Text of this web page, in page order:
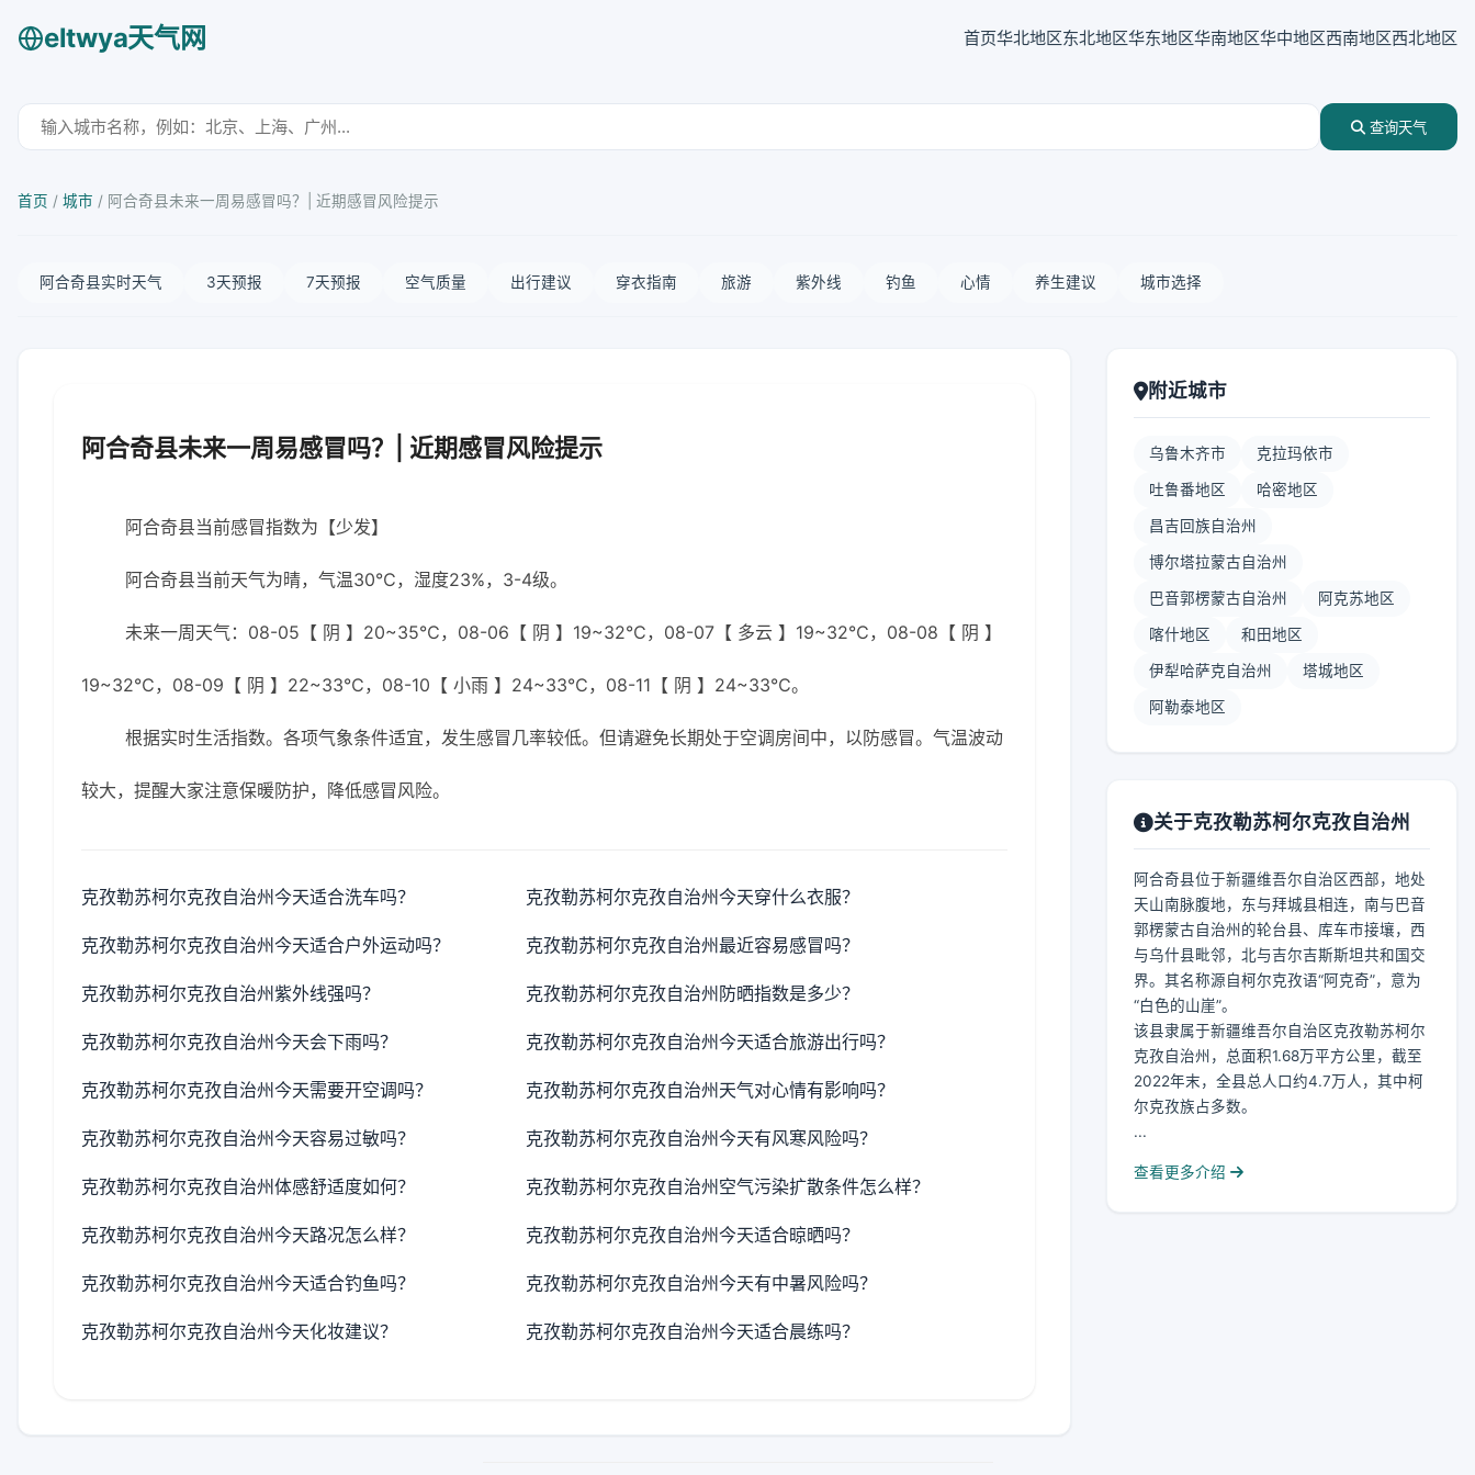
eltwya天气网 首页华北地区东北地区华东地区华南地区华中地区西南地区西北地区
查询天气
首页 / 城市 / 阿合奇县未来一周易感冒吗？| 近期感冒风险提示
阿合奇县实时天气 3天预报 7天预报 空气质量 出行建议 穿衣指南 旅游 紫外线 钓鱼 心情 养生建议 城市选择
阿合奇县未来一周易感冒吗？| 近期感冒风险提示
阿合奇县当前感冒指数为【少发】
阿合奇县当前天气为晴，气温30℃，湿度23%，3-4级。
未来一周天气：08-05【 阴 】20~35℃，08-06【 阴 】19~32℃，08-07【 多云 】19~32℃，08-08【 阴 】
19~32℃，08-09【 阴 】22~33℃，08-10【 小雨 】24~33℃，08-11【 阴 】24~33℃。
根据实时生活指数。各项气象条件适宜，发生感冒几率较低。但请避免长期处于空调房间中，以防感冒。气温波动
较大，提醒大家注意保暖防护，降低感冒风险。
克孜勒苏柯尔克孜自治州今天适合洗车吗？ 克孜勒苏柯尔克孜自治州今天穿什么衣服？
克孜勒苏柯尔克孜自治州今天适合户外运动吗？ 克孜勒苏柯尔克孜自治州最近容易感冒吗？
克孜勒苏柯尔克孜自治州紫外线强吗？ 克孜勒苏柯尔克孜自治州防晒指数是多少？
克孜勒苏柯尔克孜自治州今天会下雨吗？ 克孜勒苏柯尔克孜自治州今天适合旅游出行吗？
克孜勒苏柯尔克孜自治州今天需要开空调吗？ 克孜勒苏柯尔克孜自治州天气对心情有影响吗？
克孜勒苏柯尔克孜自治州今天容易过敏吗？ 克孜勒苏柯尔克孜自治州今天有风寒风险吗？
克孜勒苏柯尔克孜自治州体感舒适度如何？ 克孜勒苏柯尔克孜自治州空气污染扩散条件怎么样？
克孜勒苏柯尔克孜自治州今天路况怎么样？ 克孜勒苏柯尔克孜自治州今天适合晾晒吗？
克孜勒苏柯尔克孜自治州今天适合钓鱼吗？ 克孜勒苏柯尔克孜自治州今天有中暑风险吗？
克孜勒苏柯尔克孜自治州今天化妆建议？ 克孜勒苏柯尔克孜自治州今天适合晨练吗？
附近城市
乌鲁木齐市 克拉玛依市
吐鲁番地区 哈密地区
昌吉回族自治州
博尔塔拉蒙古自治州
巴音郭楞蒙古自治州 阿克苏地区
喀什地区 和田地区
伊犁哈萨克自治州 塔城地区
阿勒泰地区
关于克孜勒苏柯尔克孜自治州
阿合奇县位于新疆维吾尔自治区西部，地处
天山南脉腹地，东与拜城县相连，南与巴音
郭楞蒙古自治州的轮台县、库车市接壤，西
与乌什县毗邻，北与吉尔吉斯斯坦共和国交
界。其名称源自柯尔克孜语“阿克奇”，意为
“白色的山崖”。
该县隶属于新疆维吾尔自治区克孜勒苏柯尔
克孜自治州，总面积1.68万平方公里，截至
2022年末，全县总人口约4.7万人，其中柯
尔克孜族占多数。
...
查看更多介绍